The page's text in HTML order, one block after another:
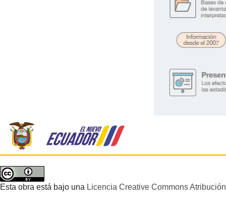
Esta obra está bajo una Licencia Creative Commons